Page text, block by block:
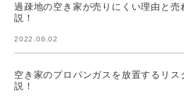
過疎地の空き家が売りにくい理由と
説！
2022.06.02
空き家のプロパンガスを放置するリ
説！